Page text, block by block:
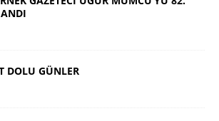
DOLU GÜNLER